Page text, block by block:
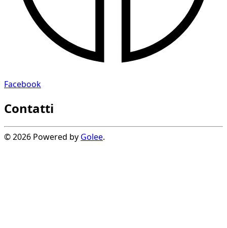
Facebook
Contatti
© 2026 Powered by Golee.